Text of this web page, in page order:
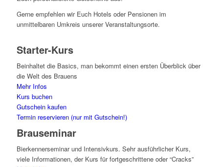
Gerne empfehlen wir Euch Hotels oder Pensionen im
unmittelbaren Umkreis unserer Veranstaltungsorte.
Starter-Kurs
Beinhaltet die Basics, man bekommt einen ersten Überblick über
die Welt des Brauens
Mehr Infos
Kurs buchen
Gutschein kaufen
Termin reservieren (nur mit Gutschein!)
Brauseminar
Bierkennerseminar und Intensivkurs. Sehr ausführlicher Kurs,
viele Informationen, der Kurs für fortgeschrittene oder “Cracks”